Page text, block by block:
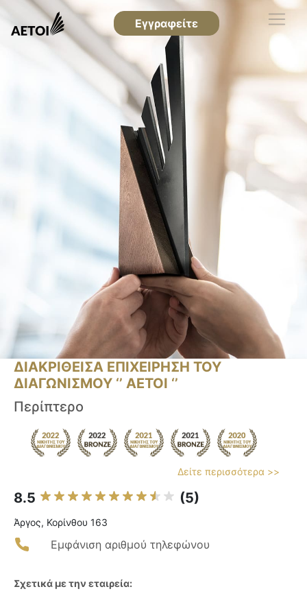
Εγγραφείτε
ΔΙΑΚΡΙΘΕΙΣΑ ΕΠΙΧΕΙΡΗΣΗ ΤΟΥ
ΔΙΑΓΩΝΙΣΜΟΥ ‘’ ΑΕΤΟΙ ‘’
Περίπτερο
Δείτε περισσότερα >>
8.5 (5)
Άργος, Κορίνθου 163
Εμφάνιση αριθμού τηλεφώνου
Σχετικά με την εταιρεία: